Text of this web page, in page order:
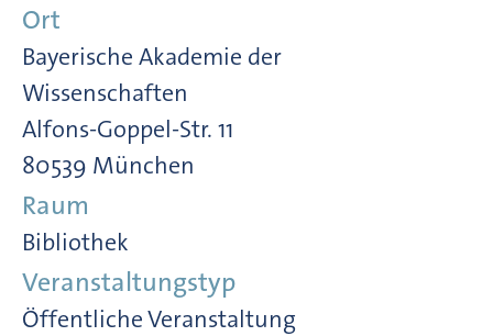
Ort
Bayerische Akademie der
Wissenschaften
Alfons-Goppel-Str. 11
80539 München
Raum
Bibliothek
Veranstaltungstyp
Öffentliche Veranstaltung